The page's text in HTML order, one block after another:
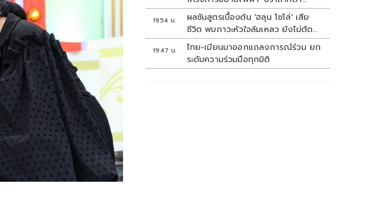
ควาย-เนิน 350'
19:54 น.
ผลชันสูตรเบื้องต้น 'ฮลุน โซโล่' เสีย
ชีวิต พบภาวะหัวใจล้มเหลว ยังไม่ตัด
ประเด็นสารพิษ รอจอร์เจียส่งผลตรวจ
ครั้งแรก
19:47 น.
ไทย-เมียนมาออกแถลงการณ์ร่วม ยก
ระดับความร่วมมือทุกมิติ